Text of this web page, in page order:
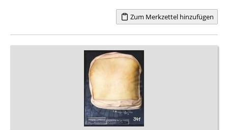
Zum Merkzettel hinzufügen